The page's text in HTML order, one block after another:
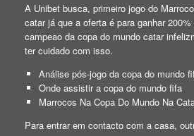
A Unibet busca, primeiro jogo do
catar já que a oferta é para ganhar
campeao da copa do mundo catar
ter cuidado com isso.
Análise pós-jogo da copa do mundo
Onde assistir a copa do mundo fifa
Marrocos Na Copa Do Mundo Na
Para entrar em contacto com a casa,